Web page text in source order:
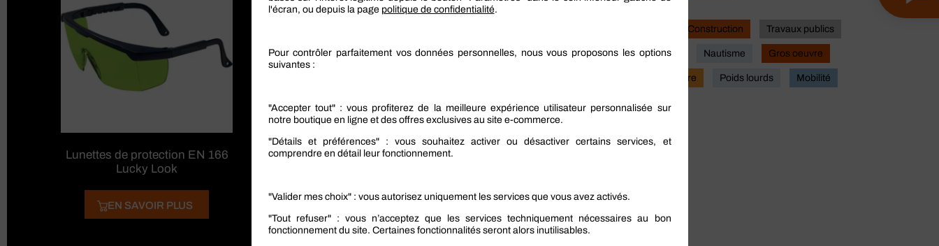
Lunettes de protection EN 166
Lucky Look
EN SAVOIR PLUS
Lunettes de sécurité à grande visibilité
EN SAVOIR PLUS
Construction Travaux publics
Actualites Nautisme Gros oeuvre
Second oeuvre Poids lourds Mobilité